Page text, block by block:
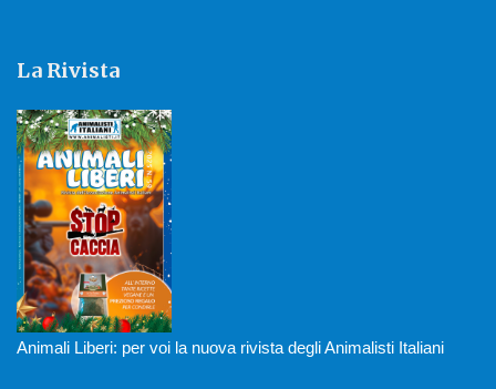
La Rivista
Animali Liberi: per voi la nuova rivista degli Animalisti Italiani